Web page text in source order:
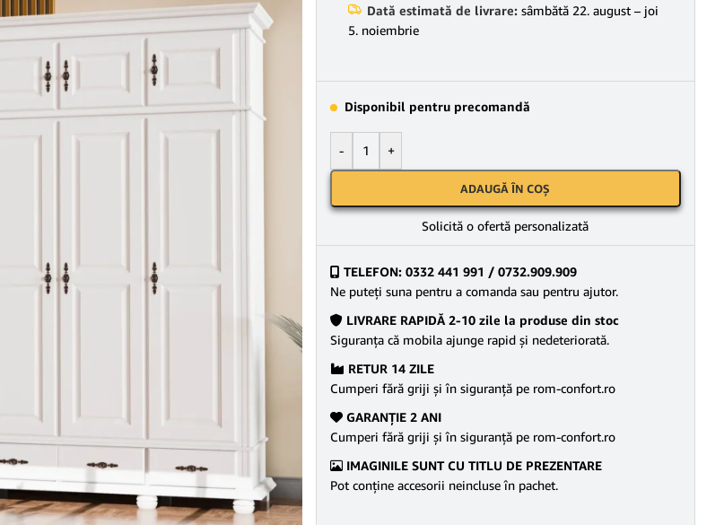
Dată estimată de livrare: sâmbătă 22. august – joi
5. noiembrie
Disponibil pentru precomandă
- +
ADAUGĂ ÎN COȘ
Solicită o ofertă personalizată
TELEFON: 0332 441 991 / 0732.909.909
Ne puteţi suna pentru a comanda sau pentru ajutor.
LIVRARE RAPIDĂ 2-10 zile la produse din stoc
Siguranţa că mobila ajunge rapid şi nedeteriorată.
RETUR 14 ZILE
Cumperi fără griji şi în siguranţă pe rom-confort.ro
GARANŢIE 2 ANI
Cumperi fără griji şi în siguranţă pe rom-confort.ro
IMAGINILE SUNT CU TITLU DE PREZENTARE
Pot conține accesorii neincluse în pachet.